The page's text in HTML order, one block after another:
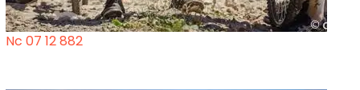
Nc 07 12 882